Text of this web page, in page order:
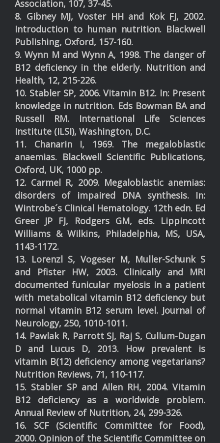
Association, 107, 37-45.
8. Gibney MJ, Voster HH and Kok FJ, 2002.
Introduction to human nutrition. Blackwell
Publishing, Oxford, 157-160.
9. Wynn M and Wynn A, 1998. The danger of
B12 deficiency in the elderly. Nutrition and
Health, 12, 215-226.
10. Stabler SP, 2006. Vitamin B12. In: Present
knowledge in nutrition. Eds Bowman BA and
Russell RM. International Life Sciences
Institute (ILSI), Washington, D.C.
11. Chanarin I, 1969. The megaloblastic
anaemias. Blackwell Scientific Publications,
Oxford, UK, 1000 pp.
12. Carmel R, 2009. Megaloblastic anemias:
disorders of impaired DNA synthesis. In:
Wintrobe´s Clinical Hematology. 12th edn. Ed
Greer JP FJ, Rodgers GM, eds. Lippincott
Williams & Wilkins, Philadelphia, MS, USA,
1143-1172.
13. Lorenzl S, Vogeser M, Muller-Schunk S
and Pfister HW, 2003. Clinically and MRI
documented funicular myelosis in a patient
with metabolical vitamin B12 deficiency but
normal vitamin B12 serum level. Journal of
Neurology, 250, 1010-1011.
14. Pawlak R, Parrott SJ, Raj S, Cullum-Dugan
D and Lucus D, 2013. How prevalent is
vitamin B(12) deficiency among vegetarians?
Nutrition Reviews, 71, 110-117.
15. Stabler SP and Allen RH, 2004. Vitamin
B12 deficiency as a worldwide problem.
Annual Review of Nutrition, 24, 299-326.
16. SCF (Scientific Committee for Food),
2000. Opinion of the Scientific Committee on